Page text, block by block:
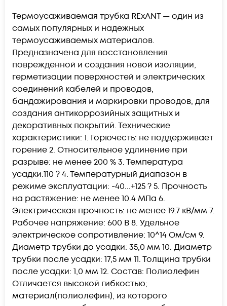
Термоусаживаемая трубка REхANT — один из
самых популярных и надежных
термоусаживаемых материалов.
Предназначена для восстановления
поврежденной и создания новой изоляции,
герметизации поверхностей и электрических
соединений кабелей и проводов,
бандажирования и маркировки проводов, для
создания антикоррозийных защитных и
декоративных покрытий. Технические
характеристики: 1. Горючесть: не поддерживает
горение 2. Относительное удлинение при
разрыве: не менее 200 % 3. Температура
усадки:110 ? 4. Температурный диапазон в
режиме эксплуатации: -40...+125 ? 5. Прочность
на растяжение: не менее 10.4 МПа 6.
Электрическая прочность: не менее 19.7 кВ/мм 7.
Рабочее напряжение: 600 В 8. Удельное
электрическое сопротивление: 10^14 Ом/см 9.
Диаметр трубки до усадки: 35,0 мм 10. Диаметр
трубки после усадки: 17,5 мм 11. Толщина трубки
после усадки: 1,0 мм 12. Состав: Полиолефин
Отличается высокой гибкостью;
материал(полиолефин), из которого